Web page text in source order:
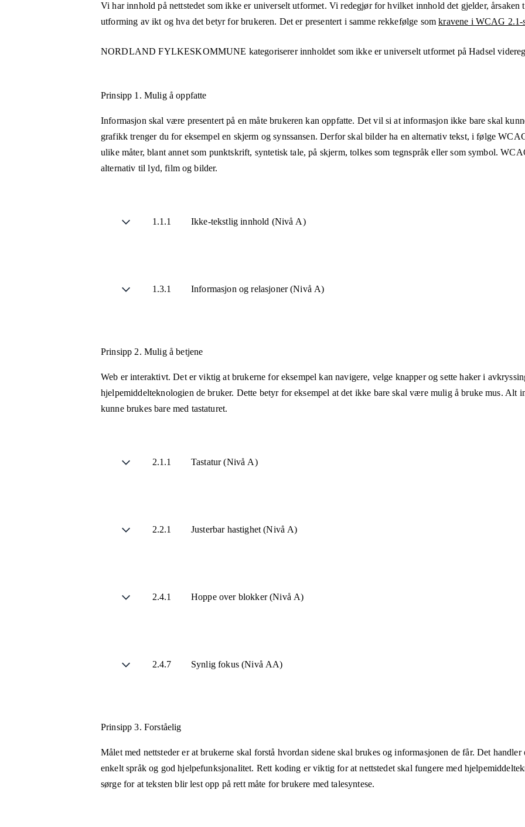
Vi har innhold på nettstedet som ikke er universelt utformet. Vi redegjør for hvilket innhold det gjelder,
utforming av ikt og hva det betyr for brukeren. Det er presentert i samme rekkefølge somkravene i WCAG 2.1-
NORDLAND FYLKESKOMMUNE kategoriserer innholdet som ikke er universelt utformet påHadsel
Prinsipp 1. Mulig å oppfatte
Informasjon skal være presentert på en måte brukeren kan oppfatte. Det vil si at informasjon ikke bare skal
grafikk trenger du for eksempel en skjerm og synssansen. Derfor skal bilder ha en alternativ tekst, i følge
ulike måter, blant annet som punktskrift, syntetisk tale, på skjerm, tolkes som tegnspråk eller som symbol.
alternativ til lyd, film og bilder.
1.1.1 Ikke-tekstlig innhold (Nivå A)
1.3.1 Informasjon og relasjoner (Nivå A)
Prinsipp 2. Mulig å betjene
Web er interaktivt. Det er viktig at brukerne for eksempel kan navigere, velge knapper og sette haker i
hjelpemiddelteknologien de bruker. Dette betyr for eksempel at det ikke bare skal være mulig å bruke mus. Alt
kunne brukes bare med tastaturet.
2.1.1 Tastatur (Nivå A)
2.2.1 Justerbar hastighet (Nivå A)
2.4.1 Hoppe over blokker (Nivå A)
2.4.7 Synlig fokus (Nivå AA)
Prinsipp 3. Forståelig
Målet med nettsteder er at brukerne skal forstå hvordan sidene skal brukes og informasjonen de får. Det
enkelt språk og god hjelpefunksjonalitet. Rett koding er viktig for at nettstedet skal fungere med
sørge for at teksten blir lest opp på rett måte for brukere med talesyntese.